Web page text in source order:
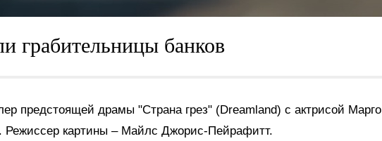
грабительницы банков
предстоящей драмы "Страна грез" (Dreamland) с актрисой Марго
Режиссер картины – Майлс Джорис-Пейрафитт.